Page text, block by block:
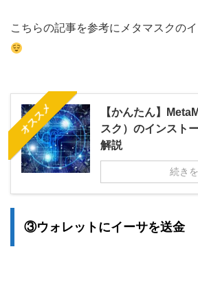
こちらの記事を参考にメタマスクの
オススメ
【かんたん】
スク）のインスト
解説
続き
③ウォレットにイーサを送金